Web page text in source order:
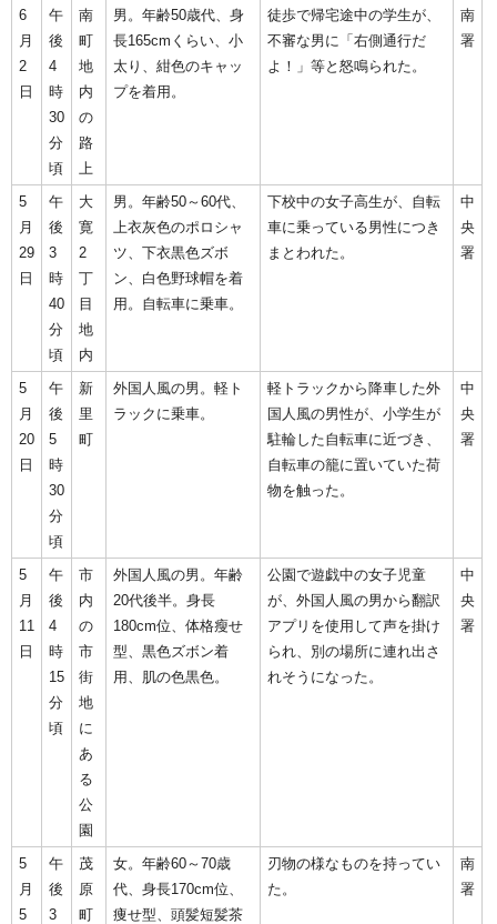
6
月
2
日
午
後
4
時
30
分
頃
南
町
地
内
の
路
上
男。年齢50歳代、身
長165cmくらい、小
太り、紺色のキャッ
プを着用。
徒歩で帰宅途中の学生が、
不審な男に「右側通行だ
よ！」等と怒鳴られた。
南
署
5
月
29
日
午
後
3
時
40
分
頃
大
寛
2
丁
目
地
内
男。年齢50～60代、
上衣灰色のポロシャ
ツ、下衣黒色ズボ
ン、白色野球帽を着
用。自転車に乗車。
下校中の女子高生が、自転
車に乗っている男性につき
まとわれた。
中
央
署
5
月
20
日
午
後
5
時
30
分
頃
新
里
町
外国人風の男。軽ト
ラックに乗車。
軽トラックから降車した外
国人風の男性が、小学生が
駐輪した自転車に近づき、
自転車の籠に置いていた荷
物を触った。
中
央
署
5
月
11
日
午
後
4
時
15
分
頃
市
内
の
市
街
地
に
あ
る
公
園
外国人風の男。年齢
20代後半。身長
180cm位、体格瘦せ
型、黒色ズボン着
用、肌の色黒色。
公園で遊戯中の女子児童
が、外国人風の男から翻訳
アプリを使用して声を掛け
られ、別の場所に連れ出さ
れそうになった。
中
央
署
5
月
5
午
後
3
茂
原
町
女。年齢60～70歳
代、身長170cm位、
痩せ型、頭髪短髪茶
刃物の様なものを持ってい
た。
南
署